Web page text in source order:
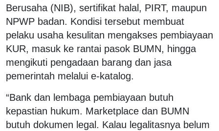
Berusaha (NIB), sertifikat halal, PIRT, maupun
NPWP badan. Kondisi tersebut membuat
pelaku usaha kesulitan mengakses pembiayaan
KUR, masuk ke rantai pasok BUMN, hingga
mengikuti pengadaan barang dan jasa
pemerintah melalui e-katalog.
“Bank dan lembaga pembiayaan butuh
kepastian hukum. Marketplace dan BUMN
butuh dokumen legal. Kalau legalitasnya belum